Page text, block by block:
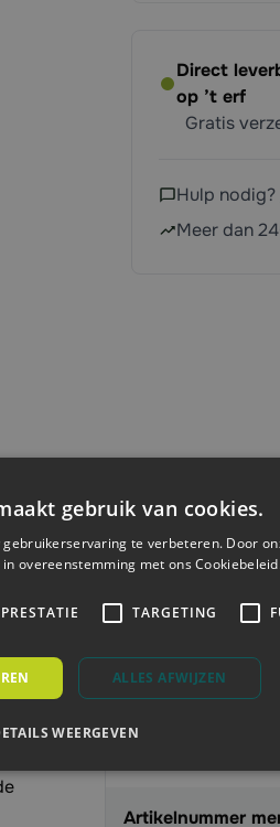
Direct
op ’t erf
Gratis
Hulp nodig?
Meer dan
Specificaties
Artikelnummer
EAN
Artikelnummer
gebruik van cookies.
te verbeteren. Door
overeenstemming met ons
PRESTATIE TARGETING
ALLES AFWIJZEN
WEERGEVEN